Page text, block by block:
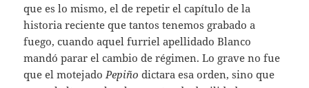
que es lo mismo, el de repetir el capítulo de la
historia reciente que tantos tenemos grabado a
fuego, cuando aquel furriel apellidado Blanco
mandó parar el cambio de régimen. Lo grave no fue
que el motejado Pepiño dictara esa orden, sino que